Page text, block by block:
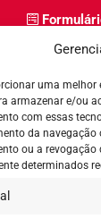
uma melhor
armazenar e/ou
com essas
da navegação
ou a
determinados
Horário